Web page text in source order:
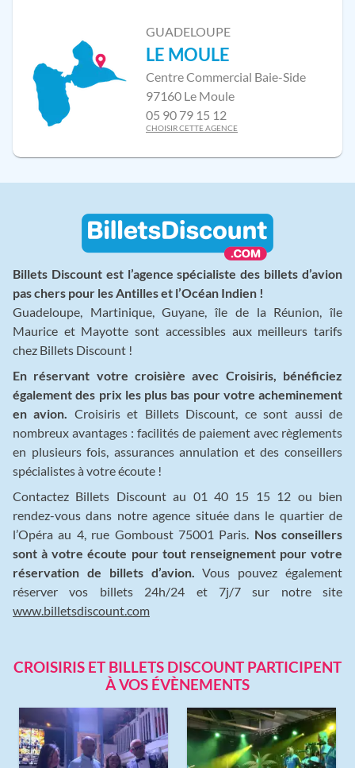
GUADELOUPE
LE MOULE
Centre Commercial Baie-Side
97160 Le Moule
05 90 79 15 12
CHOISIR CETTE AGENCE
Billets Discount est l’agence spécialiste des billets d’avion
pas chers pour les Antilles et l’Océan Indien !
Guadeloupe, Martinique, Guyane, île de la Réunion, île
Maurice et Mayotte sont accessibles aux meilleurs tarifs
chez Billets Discount !
En réservant votre croisière avec Croisiris, bénéficiez
également des prix les plus bas pour votre acheminement
en avion.
Croisiris et Billets Discount, ce sont aussi de
nombreux avantages : facilités de paiement avec règlements
en plusieurs fois, assurances annulation et des conseillers
spécialistes à votre écoute !
Contactez Billets Discount au 01 40 15 15 12 ou bien
rendez-vous dans notre agence située dans le quartier de
l’Opéra au 4, rue Gomboust 75001 Paris. Nos conseillers
sont à votre écoute pour tout renseignement pour votre
réservation de billets d’avion.
Vous pouvez également
réserver vos billets 24h/24 et 7j/7 sur notre site
www.billetsdiscount.com
CROISIRIS ET BILLETS DISCOUNT PARTICIPENT
À VOS ÉVÈNEMENTS